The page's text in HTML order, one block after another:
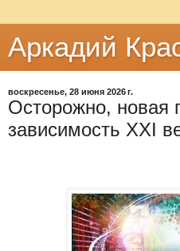
Аркадий
воскресенье, 28 июня 2026 г.
Осторожно, новая
зависимость XXI